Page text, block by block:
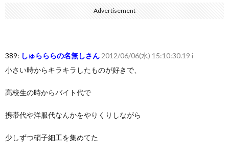
娘の誕生日に焼肉に向かう途中で、地味な女性がDQNに胸倉をつ...
いきなり円高 (7/30)
人体の中身が左右非対称なのは繊毛が回転運動をして左側に流れが...
Advertisement
389: しゅらららの名無しさん 2012/06/06(水) 15:10:30.19 i
小さい時からキラキラしたものが好きで、
高校生の時からバイト代で
携帯代や洋服代なんかをやりくりしながら
少しずつ硝子細工を集めてた